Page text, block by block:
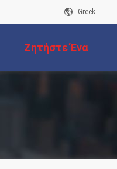
Greek
Ζητήστε Ένα
Απόσπασμα